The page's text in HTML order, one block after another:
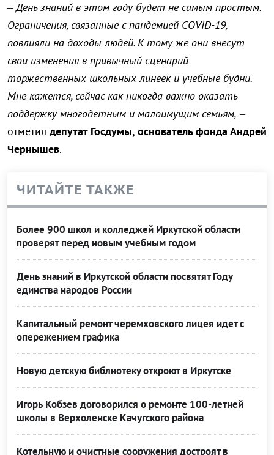
– День знаний в этом году будет не самым простым.
Ограничения, связанные с пандемией COVID-19,
повлияли на доходы людей. К тому же они внесут
свои изменения в привычный сценарий
торжественных школьных линеек и учебные будни.
Мне кажется, сейчас как никогда важно оказать
поддержку многодетным и малоимущим семьям, –
отметил депутат Госдумы, основатель фонда Андрей
Чернышев.
ЧИТАЙТЕ ТАКЖЕ
Более 900 школ и колледжей Иркутской области
проверят перед новым учебным годом
День знаний в Иркутской области посвятят Году
единства народов России
Капитальный ремонт черемховского лицея идет с
опережением графика
Новую детскую библиотеку откроют в Иркутске
Игорь Кобзев договорился о ремонте 100-летней
школы в Верхоленске Качугского района
Котельную и очистные сооружения достроят в